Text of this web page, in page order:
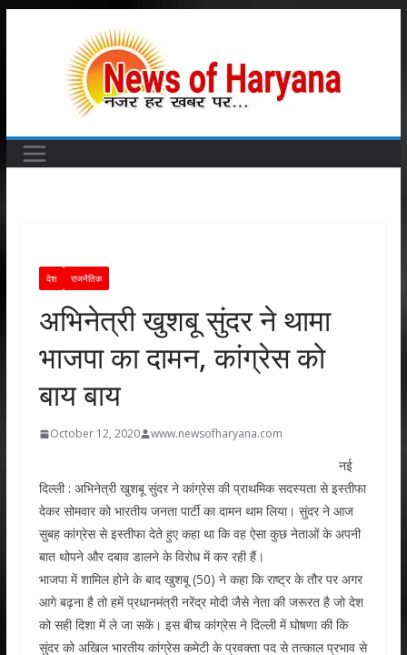
देश राजनैतिक
अभिनेत्री खुशबू सुंदर ने थामा
भाजपा का दामन, कांग्रेस को
बाय बाय
October 12, 2020 www.newsofharyana.com
नई
दिल्ली : अभिनेत्री खुशबू सुंदर ने कांग्रेस की प्राथमिक सदस्यता से इस्तीफा
देकर सोमवार को भारतीय जनता पार्टी का दामन थाम लिया। सुंदर ने आज
सुबह कांग्रेस से इस्तीफा देते हुए कहा था कि वह ऐसा कुछ नेताओं के अपनी
बात थोपने और दबाव डालने के विरोध में कर रही हैं।
भाजपा में शामिल होने के बाद खुशबू (50) ने कहा कि राष्ट्र के तौर पर अगर
आगे बढ़ना है तो हमें प्रधानमंत्री नरेंद्र मोदी जैसे नेता की जरूरत है जो देश
को सही दिशा में ले जा सकें। इस बीच कांग्रेस ने दिल्ली में घोषणा की कि
सुंदर को अखिल भारतीय कांग्रेस कमेटी के प्रवक्ता पद से तत्काल प्रभाव से